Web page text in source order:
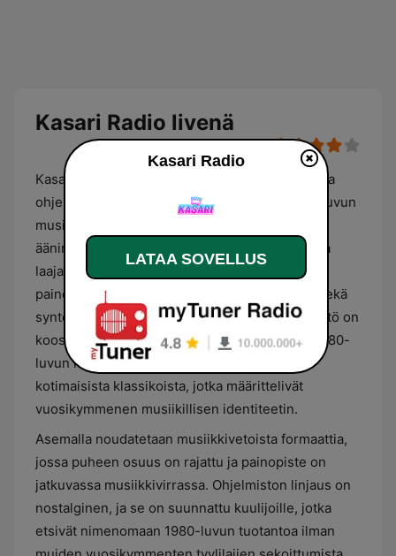
Kasari Radio livenä
Kasari Radio on suomalainen radiokanava, jonka
ohjelmisto keskittyy kokonaisvaltaisesti 1980-luvun
musiikkiin ja kyseisen vuosikymmenen
äänimaailmaan. Kanavan musiikkitarjonta kattaa
laajasti aikakauden suurimmat hitit ja tyylilajit,
painottuen erityisesti pop- ja rock-musiikkiin sekä
syntetisaattorivetoiseen tanssimusiikkiin. Sisältö on
koostettu siten, että se tarjoaa läpileikkauksen 80-
luvun kansainvälisistä listasuosikeista sekä
kotimaisista klassikoista, jotka määrittelivät
vuosikymmenen musiikillisen identiteetin.
Asemalla noudatetaan musiikkivetoista formaattia,
jossa puheen osuus on rajattu ja painopiste on
jatkuvassa musiikkivirrassa. Ohjelmiston linjaus on
nostalginen, ja se on suunnattu kuulijoille, jotka
etsivät nimenomaan 1980-luvun tuotantoa ilman
Kasari Radio
LATAA SOVELLUS